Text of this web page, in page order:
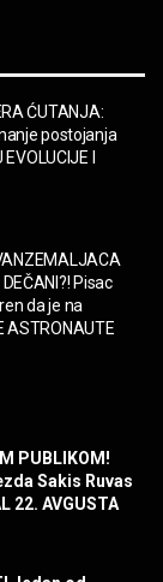
On The Wall
ĆUTANJA:
postojanja
I
Pisac
da je na
ASTRONAUTE
PUBLIKOM!
Sakis Ruvas
22. AVGUSTA